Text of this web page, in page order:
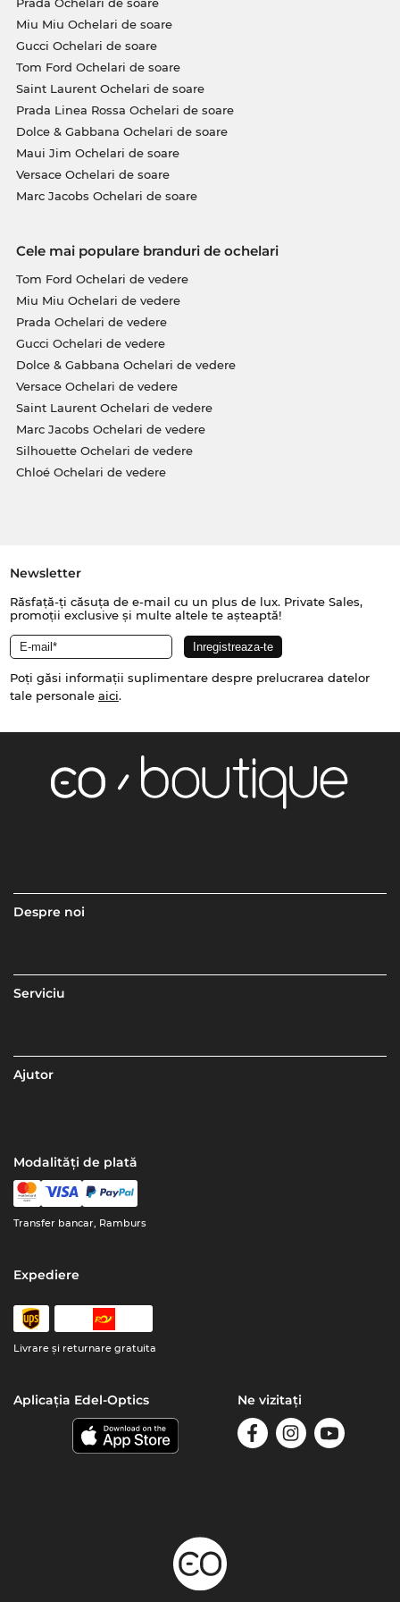
Miu Miu Ochelari de soare
Gucci Ochelari de soare
Tom Ford Ochelari de soare
Saint Laurent Ochelari de soare
Prada Linea Rossa Ochelari de soare
Dolce & Gabbana Ochelari de soare
Maui Jim Ochelari de soare
Versace Ochelari de soare
Marc Jacobs Ochelari de soare
Cele mai populare branduri de ochelari
Tom Ford Ochelari de vedere
Miu Miu Ochelari de vedere
Prada Ochelari de vedere
Gucci Ochelari de vedere
Dolce & Gabbana Ochelari de vedere
Versace Ochelari de vedere
Saint Laurent Ochelari de vedere
Marc Jacobs Ochelari de vedere
Silhouette Ochelari de vedere
Chloé Ochelari de vedere
Newsletter
Răsfață-ți căsuța de e-mail cu un plus de lux. Private Sales,
promoții exclusive și multe altele te așteaptă!
Poți găsi informații suplimentare despre prelucrarea datelor
tale personale aici.
Despre noi
Serviciu
Ajutor
Modalități de plată
Transfer bancar, Ramburs
Expediere
Livrare şi returnare gratuita
Aplicația Edel-Optics Ne vizitați